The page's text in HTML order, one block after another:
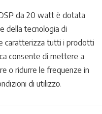
da 20 watt è dotata
della tecnologia di
caratterizza tutti i prodotti
consente di mettere a
o ridurre le frequenze in
di utilizzo.